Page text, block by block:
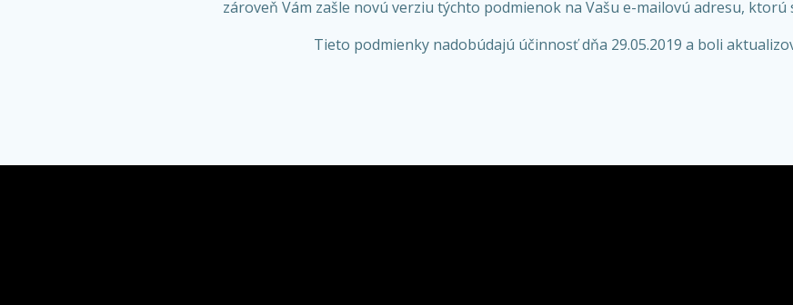
zároveň Vám zašle novú verziu týchto podmienok na Vašu e-mailovú adresu,
Tieto podmienky nadobúdajú účinnosť dňa 29.05.2019 a boli